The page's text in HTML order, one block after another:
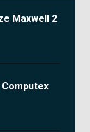
Maxwell 2